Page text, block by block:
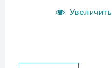
Увеличить